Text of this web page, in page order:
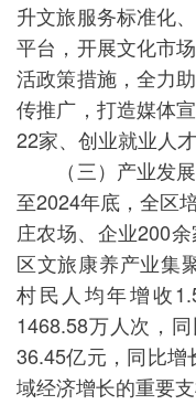
升文旅服务标准化
平台，开展文化市
活政策措施，全力
传推广，打造媒体
22家、创业就业人才
（三）产业发展
至2024年底，全区
庄农场、企业200
区文旅康养产业集
村民人均年增收
1468.58万人次，
36.45亿元，同比增
域经济增长的重要支